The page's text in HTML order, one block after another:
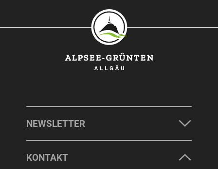
NEWSLETTER
KONTAKT